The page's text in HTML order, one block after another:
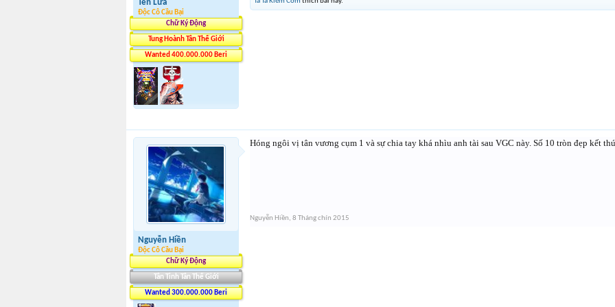
Tên Lửa
Độc Cô Cầu Bại
Chữ Ký Động
Tung Hoành Tân Thế Giới
Wanted 400.000.000 Beri
Nguyễn Hiền
Độc Cô Cầu Bại
Chữ Ký Động
Tân Tinh Tân Thế Giới
Wanted 300.000.000 Beri
Hóng ngôi vị tân vương cụm 1 và sự chia tay khá nhìu anh tài sau VGC này. Số 10 tròn đẹp kết
Nguyễn Hiền, 8 Tháng chín 2015